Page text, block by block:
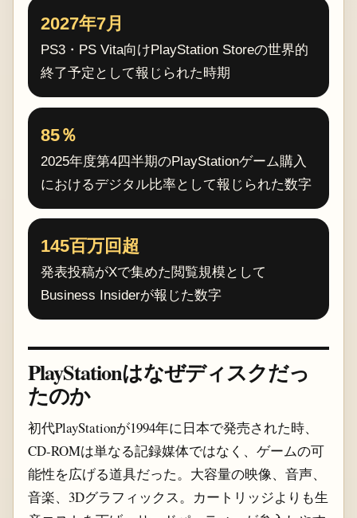
2027年7月
PS3・PS Vita向けPlayStation Storeの世界的
終了予定として報じられた時期
85％
2025年度第4四半期のPlayStationゲーム購入
におけるデジタル比率として報じられた数字
145百万回超
発表投稿がXで集めた閲覧規模として
Business Insiderが報じた数字
PlayStationはなぜディスクだっ
たのか
初代PlayStationが1994年に日本で発売された時、
CD-ROMは単なる記録媒体ではなく、ゲームの可
能性を広げる道具だった。大容量の映像、音声、
音楽、3Dグラフィックス。カートリッジよりも生